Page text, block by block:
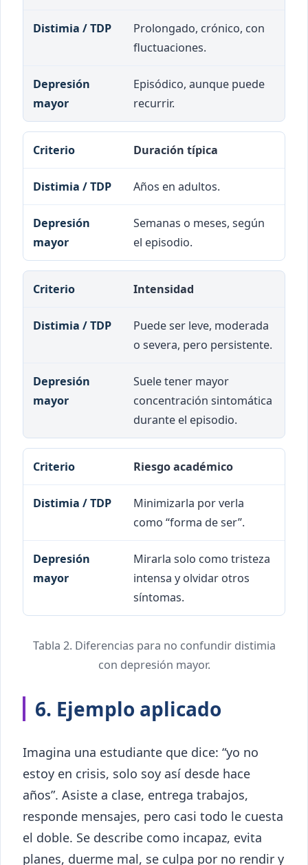
Prolongado, crónico, con
fluctuaciones.
Episódico, aunque puede
recurrir.
Duración típica
Años en adultos.
Semanas o meses, según
el episodio.
Intensidad
Puede ser leve, moderada
o severa, pero persistente.
Suele tener mayor
concentración sintomática
durante el episodio.
Riesgo académico
Minimizarla por verla
como “forma de ser”.
Mirarla solo como tristeza
intensa y olvidar otros
síntomas.
Tabla 2. Diferencias para no confundir distimia
con depresión mayor.
6. Ejemplo aplicado
Imagina una estudiante que dice: “yo no
estoy en crisis, solo soy así desde hace
años”. Asiste a clase, entrega trabajos,
responde mensajes, pero casi todo le cuesta
el doble. Se describe como incapaz, evita
planes, duerme mal, se culpa por no rendir y